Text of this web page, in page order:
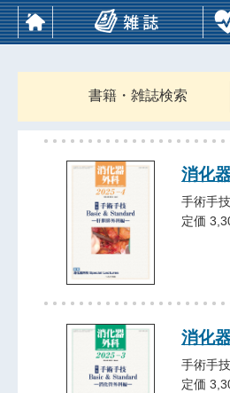
書籍・雑誌検索
消化
手術手
定価
消化
手術手
定価